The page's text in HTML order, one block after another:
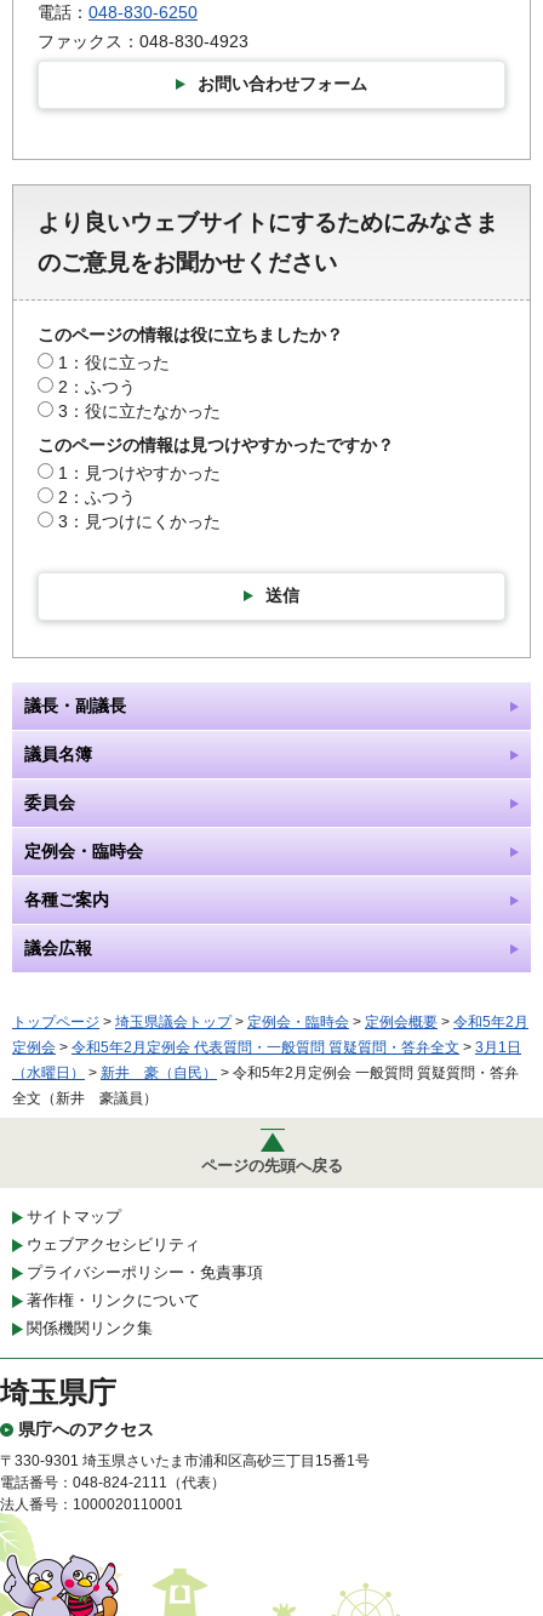
電話： 048-830-6250
ファックス：048-830-4923
お問い合わせフォーム
より良いウェブサイトにするためにみなさま
のご意見をお聞かせください
このページの情報は役に立ちましたか？
1：役に立った
2：ふつう
3：役に立たなかった
このページの情報は見つけやすかったですか？
1：見つけやすかった
2：ふつう
3：見つけにくかった
送信
議長・副議長
議員名簿
委員会
定例会・臨時会
各種ご案内
議会広報
トップページ > 埼玉県議会トップ> 定例会・臨時会 > 定例会概要 > 令和5年2月
定例会 > 令和5年2月定例会 代表質問・一般質問 質疑質問・答弁全文 > 3月1日
（水曜日）
> 新井 豪（自民）
> 令和5年2月定例会 一般質問 質疑質問・答弁
全文（新井 豪議員）
ページの先頭へ戻る
サイトマップ
ウェブアクセシビリティ
プライバシーポリシー・免責事項
著作権・リンクについて
関係機関リンク集
埼玉県庁
県庁へのアクセス
〒330-9301 埼玉県さいたま市浦和区高砂三丁目15番1号
電話番号：048-824-2111（代表）
法人番号：1000020110001